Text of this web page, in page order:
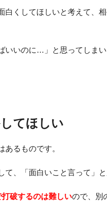
白くしてほしいと考えて、
いいのに…」と思ってしま
てほしい
あるものです。
て、「面白いこと言って」と
破するのは難しいので、別